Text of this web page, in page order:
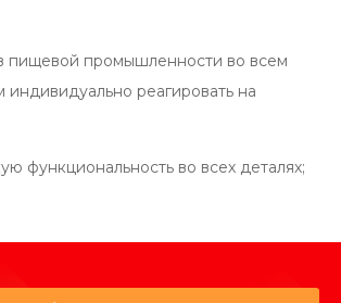
пищевой промышленности во всем
реагировать на
функциональность во всех деталях;